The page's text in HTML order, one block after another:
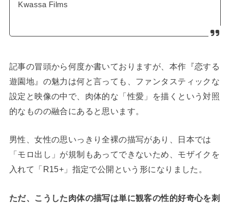
Kwassa Films
記事の冒頭から何度か書いておりますが、本作『恋する
遊園地』の魅力は何と言っても、ファンタスティックな
設定と映像の中で、肉体的な「性愛」を描くという対照
的なものの融合にあると思います。
男性、女性の思いっきり全裸の描写があり、日本では
「モロ出し」が規制もあってできないため、モザイクを
入れて「R15+」指定で公開という形になりました。
ただ、こうした肉体の描写は単に観客の性的好奇心を刺